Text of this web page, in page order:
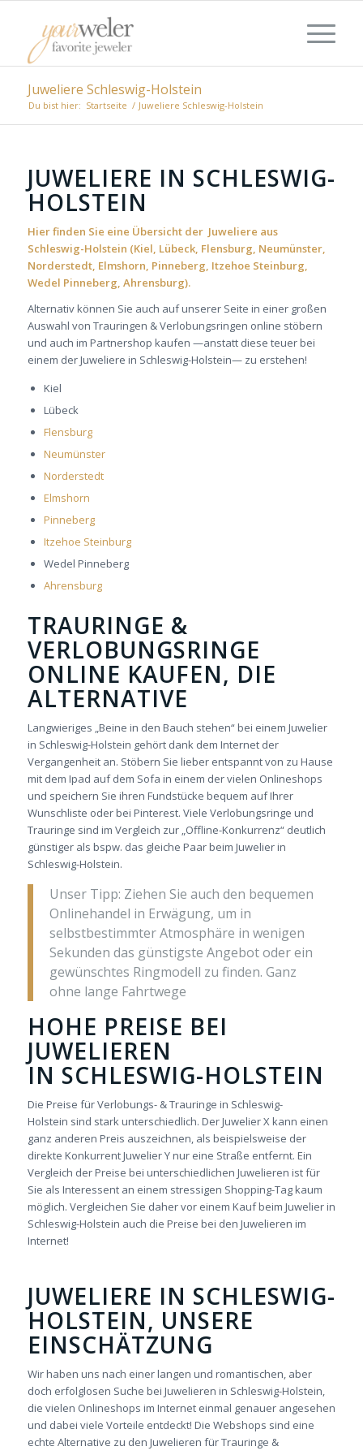
Juweliere Schleswig-Holstein
Du bist hier: Startseite / Juweliere Schleswig-Holstein
JUWELIERE IN SCHLESWIG-
HOLSTEIN
Hier finden Sie eine Übersicht der Juweliere aus
Schleswig-Holstein (Kiel, Lübeck, Flensburg, Neumünster,
Norderstedt, Elmshorn, Pinneberg, Itzehoe Steinburg,
Wedel Pinneberg, Ahrensburg).
Alternativ können Sie auch auf unserer Seite in einer großen
Auswahl von Trauringen & Verlobungsringen online stöbern
und auch im Partnershop kaufen —anstatt diese teuer bei
einem der Juweliere in Schleswig-Holstein— zu erstehen!
Kiel
Lübeck
Flensburg
Neumünster
Norderstedt
Elmshorn
Pinneberg
Itzehoe Steinburg
Wedel Pinneberg
Ahrensburg
TRAURINGE &
VERLOBUNGSRINGE
ONLINE KAUFEN, DIE
ALTERNATIVE
Langwieriges „Beine in den Bauch stehen“ bei einem Juwelier
in Schleswig-Holstein gehört dank dem Internet der
Vergangenheit an. Stöbern Sie lieber entspannt von zu Hause
mit dem Ipad auf dem Sofa in einem der vielen Onlineshops
und speichern Sie ihren Fundstücke bequem auf Ihrer
Wunschliste oder bei Pinterest. Viele Verlobungsringe und
Trauringe sind im Vergleich zur „Offline-Konkurrenz“ deutlich
günstiger als bspw. das gleiche Paar beim Juwelier in
Schleswig-Holstein.
Unser Tipp: Ziehen Sie auch den bequemen
Onlinehandel in Erwägung, um in
selbstbestimmter Atmosphäre in wenigen
Sekunden das günstigste Angebot oder ein
gewünschtes Ringmodell zu finden. Ganz
ohne lange Fahrtwege
HOHE PREISE BEI
JUWELIEREN
IN SCHLESWIG-HOLSTEIN
Die Preise für Verlobungs- & Trauringe in Schleswig-
Holstein sind stark unterschiedlich. Der Juwelier X kann einen
ganz anderen Preis auszeichnen, als beispielsweise der
direkte Konkurrent Juwelier Y nur eine Straße entfernt. Ein
Vergleich der Preise bei unterschiedlichen Juwelieren ist für
Sie als Interessent an einem stressigen Shopping-Tag kaum
möglich. Vergleichen Sie daher vor einem Kauf beim Juwelier in
Schleswig-Holstein auch die Preise bei den Juwelieren im
Internet!
JUWELIERE IN SCHLESWIG-
HOLSTEIN, UNSERE
EINSCHÄTZUNG
Wir haben uns nach einer langen und romantischen, aber
doch erfolglosen Suche bei Juwelieren in Schleswig-Holstein,
die vielen Onlineshops im Internet einmal genauer angesehen
und dabei viele Vorteile entdeckt! Die Webshops sind eine
echte Alternative zu den Juwelieren für Trauringe &